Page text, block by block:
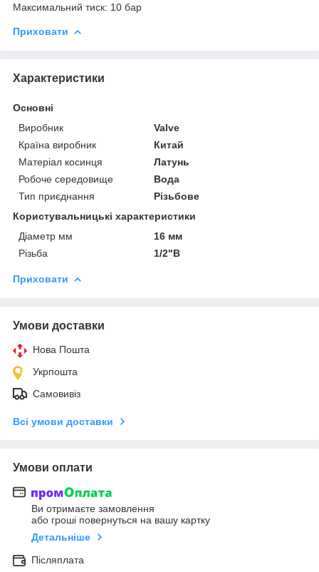
Максимальний тиск: 10 бар
Приховати
Характеристики
Основні
Виробник
Valve
Країна виробник
Китай
Матеріал косинця
Латунь
Робоче середовище
Вода
Тип приєднання
Різьбове
Користувальницькі характеристики
Діаметр мм
16 мм
Різьба
1/2"В
Приховати
Умови доставки
Нова Пошта
Укрпошта
Самовивіз
Всі умови доставки
Умови оплати
Ви отримаєте замовлення
або гроші повернуться на вашу картку
Детальніше
Післяплата